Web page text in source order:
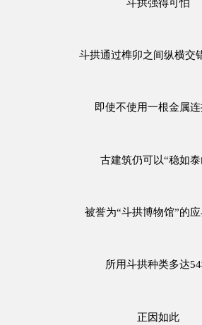
斗拱通过榫卯之间纵横交
即使不使用一根金属
古建筑仍可以“稳如泰
被誉为“斗拱博物馆”的
所用斗拱种类多达
正因如此